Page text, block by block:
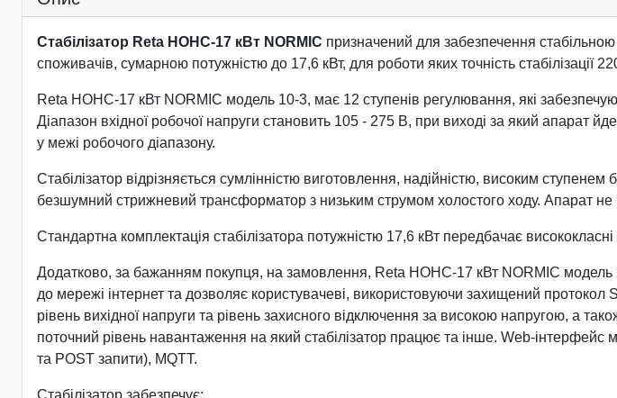
Стабілізатор Reta НОНС-17 кВт NORMIC призначений для забезпечення
споживачів, сумарною потужністю до 17,6 кВт, для роботи яких точність стабілізації
Reta НОНС-17 кВт NORMIC модель 10-3, має 12 ступенів регулювання, які
Діапазон вхідної робочої напруги становить 105 - 275 В, при виході за який апарат
у межі робочого діапазону.
Стабілізатор відрізняється сумлінністю виготовлення, надійністю, високим
безшумний стрижневий трансформатор з низьким струмом холостого ходу. Апарат
Стандартна комплектація стабілізатора потужністю 17,6 кВт передбачає
Додатково, за бажанням покупця, на замовлення, Reta НОНС-17 кВт NORMIC модель
до мережі інтернет та дозволяє користувачеві, використовуючи захищений
рівень вихідної напруги та рівень захисного відключення за високою напругою, а
поточний рівень навантаження на який стабілізатор працює та інше. Web-
та POST запити), MQTT.
Стабілізатор забезпечує: